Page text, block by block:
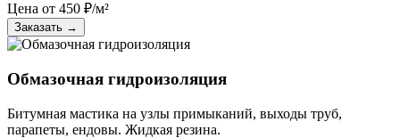
Цена от 450 ₽/м²
Заказать →
Обмазочная гидроизоляция
Битумная мастика на узлы примыканий, выходы труб,
парапеты, ендовы. Жидкая резина.